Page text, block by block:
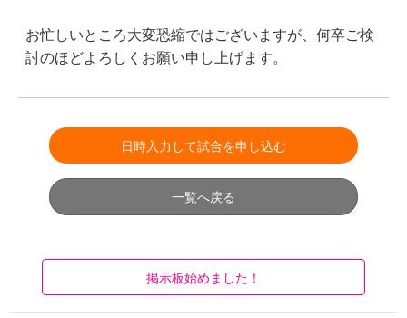
お忙しいところ大変恐縮ではございますが、何卒ご検
討のほどよろしくお願い申し上げます。
日時入力して試合を申し込む
一覧へ戻る
掲示板始めました！